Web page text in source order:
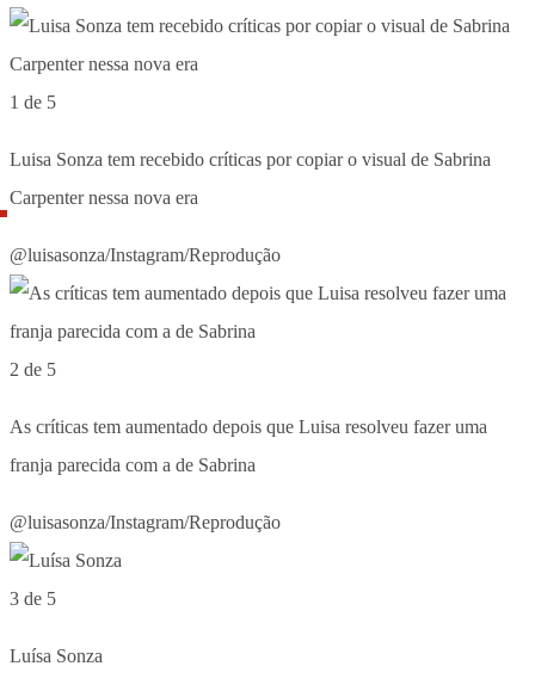
1 de 5
Luisa Sonza tem recebido críticas por copiar o visual de Sabrina
Carpenter nessa nova era
@luisasonza/Instagram/Reprodução
2 de 5
As críticas tem aumentado depois que Luisa resolveu fazer uma
franja parecida com a de Sabrina
@luisasonza/Instagram/Reprodução
3 de 5
Luísa Sonza